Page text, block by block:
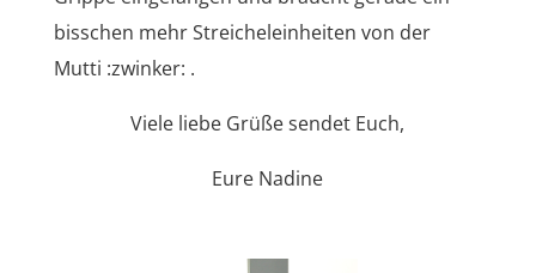
bisschen mehr Streicheleinheiten von der
Mutti :zwinker: .
Viele liebe Grüße sendet Euch,
Eure Nadine